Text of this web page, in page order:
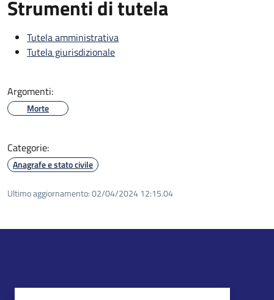
Strumenti di tutela
Tutela amministrativa
Tutela giurisdizionale
Argomenti:
Morte
Categorie:
Anagrafe e stato civile
Ultimo aggiornamento:02/04/2024 12:15.04